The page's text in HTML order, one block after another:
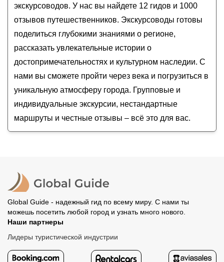
Из Хошимина к дельте Меконга
Настоящий Вьетнам в дельте реки Меконг
Кирилл
Виктор
экскурсоводов. У нас вы найдете 12 гидов и 1000
отзывов путешественников. Экскурсоводы готовы
поделиться глубокими знаниями о регионе,
рассказать увлекательные истории о
достопримечательностях и культурном наследии. С
нами вы сможете пройти через века и погрузиться в
уникальную атмосферу города. Групповые и
индивидуальные экскурсии, нестандартные
маршруты и честные отзывы – всё это для вас.
Global Guide - надежный гид по всему миру. С нами ты
можешь посетить любой город и узнать много нового.
Наши партнеры
Лидеры туристической индустрии